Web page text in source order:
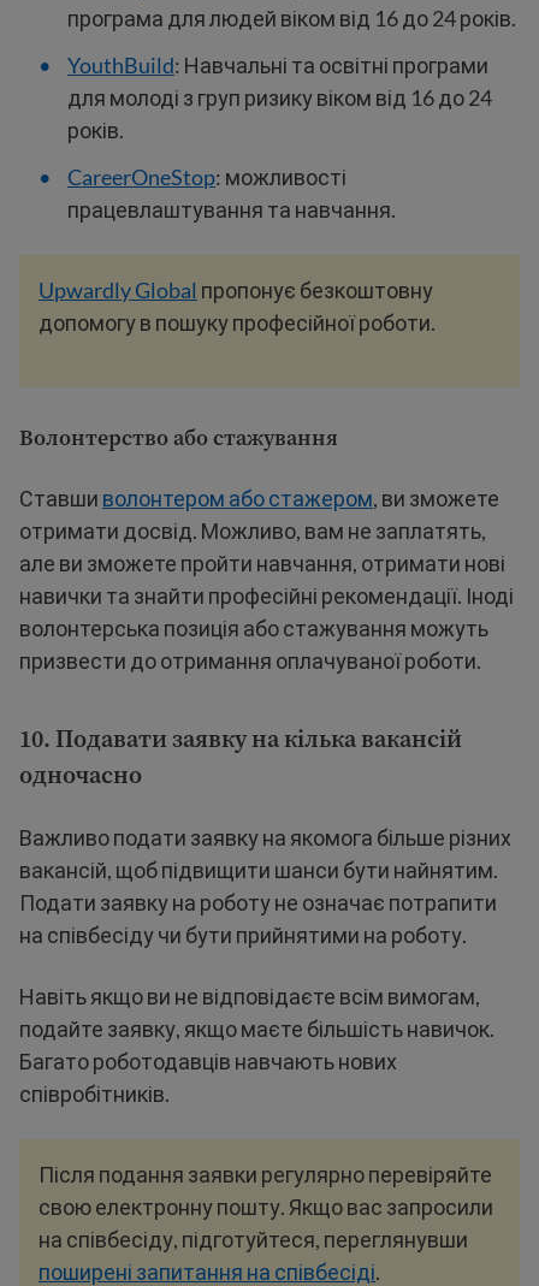
програма для людей віком від 16 до 24 років.
YouthBuild: Навчальні та освітні програми
для молоді з груп ризику віком від 16 до 24
років.
CareerOneStop: можливості
працевлаштування та навчання.
Upwardly Global пропонує безкоштовну
допомогу в пошуку професійної роботи.
Волонтерство або стажування
Ставши волонтером або стажером, ви зможете
отримати досвід. Можливо, вам не заплатять,
але ви зможете пройти навчання, отримати нові
навички та знайти професійні рекомендації. Іноді
волонтерська позиція або стажування можуть
призвести до отримання оплачуваної роботи.
10. Подавати заявку на кілька вакансій
одночасно
Важливо подати заявку на якомога більше різних
вакансій, щоб підвищити шанси бути найнятим.
Подати заявку на роботу не означає потрапити
на співбесіду чи бути прийнятими на роботу.
Навіть якщо ви не відповідаєте всім вимогам,
подайте заявку, якщо маєте більшість навичок.
Багато роботодавців навчають нових
співробітників.
Після подання заявки регулярно перевіряйте
свою електронну пошту. Якщо вас запросили
на співбесіду, підготуйтеся, переглянувши
поширені запитання на співбесіді.